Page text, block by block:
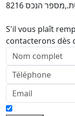
הנכס 8216
S'il vous plaît
contacterons dès